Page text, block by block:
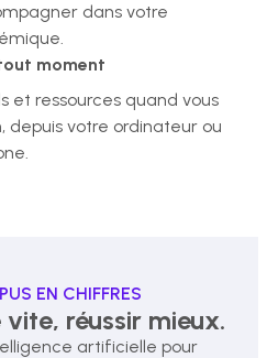
dans votre
moment
et ressources quand vous
depuis votre ordinateur ou
EN CHIFFRES
réussir mieux.
artificielle pour